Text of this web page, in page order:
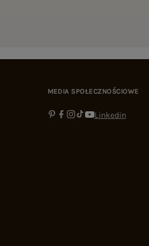
MEDIA SPOŁECZNOŚCIOWE
Linkedin